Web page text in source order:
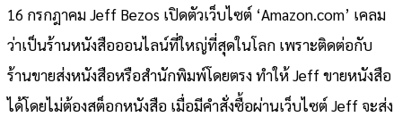
16 กรกฎาคม Jeff Bezos เปิดตัวเว็บไซต์ ‘Amazon.com’ เคลม
ว่าเป็นร้านหนังสือออนไลน์ที่ใหญ่ที่สุดในโลก เพราะติดต่อกับ
ร้านขายส่งหนังสือหรือสำนักพิมพ์โดยตรง ทำให้ Jeff ขายหนังสือ
ได้โดยไม่ต้องสต็อกหนังสือ เมื่อมีคำสั่งซื้อผ่านเว็บไซต์ Jeff จะส่ง